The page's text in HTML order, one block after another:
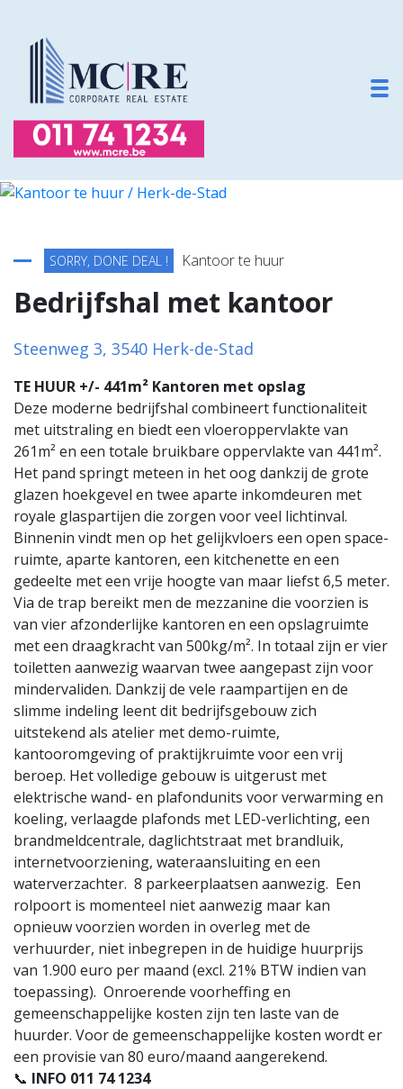
Terug naar overzicht
SORRY, DONE DEAL ! Kantoor te huur
Bedrijfshal met kantoor
Steenweg 3, 3540 Herk-de-Stad
TE HUUR +/- 441m² Kantoren met opslag
Deze moderne bedrijfshal combineert functionaliteit
met uitstraling en biedt een vloeroppervlakte van
261m² en een totale bruikbare oppervlakte van 441m².
Het pand springt meteen in het oog dankzij de grote
glazen hoekgevel en twee aparte inkomdeuren met
royale glaspartijen die zorgen voor veel lichtinval.
Binnenin vindt men op het gelijkvloers een open space-
ruimte, aparte kantoren, een kitchenette en een
gedeelte met een vrije hoogte van maar liefst 6,5 meter.
Via de trap bereikt men de mezzanine die voorzien is
van vier afzonderlijke kantoren en een opslagruimte
met een draagkracht van 500kg/m². In totaal zijn er vier
toiletten aanwezig waarvan twee aangepast zijn voor
mindervaliden. Dankzij de vele raampartijen en de
slimme indeling leent dit bedrijfsgebouw zich
uitstekend als atelier met demo-ruimte,
kantooromgeving of praktijkruimte voor een vrij
beroep. Het volledige gebouw is uitgerust met
elektrische wand- en plafondunits voor verwarming en
koeling, verlaagde plafonds met LED-verlichting, een
brandmeldcentrale, daglichtstraat met brandluik,
internetvoorziening, wateraansluiting en een
waterverzachter. 8 parkeerplaatsen aanwezig. Een
rolpoort is momenteel niet aanwezig maar kan
opnieuw voorzien worden in overleg met de
verhuurder, niet inbegrepen in de huidige huurprijs
van 1.900 euro per maand (excl. 21% BTW indien van
toepassing). Onroerende voorheffing en
gemeenschappelijke kosten zijn ten laste van de
huurder. Voor de gemeenschappelijke kosten wordt er
een provisie van 80 euro/maand aangerekend.
📞 INFO 011 74 1234